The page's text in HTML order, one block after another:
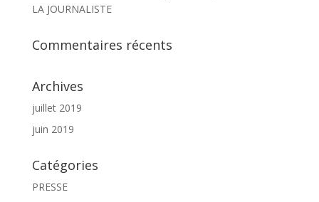
LA JOURNALISTE
Commentaires récents
Archives
juillet 2019
juin 2019
Catégories
PRESSE